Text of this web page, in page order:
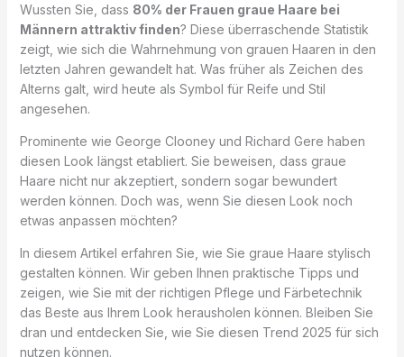
Wussten Sie, dass 80% der Frauen graue Haare bei
Männern attraktiv finden? Diese überraschende Statistik
zeigt, wie sich die Wahrnehmung von grauen Haaren in den
letzten Jahren gewandelt hat. Was früher als Zeichen des
Alterns galt, wird heute als Symbol für Reife und Stil
angesehen.
Prominente wie George Clooney und Richard Gere haben
diesen Look längst etabliert. Sie beweisen, dass graue
Haare nicht nur akzeptiert, sondern sogar bewundert
werden können. Doch was, wenn Sie diesen Look noch
etwas anpassen möchten?
In diesem Artikel erfahren Sie, wie Sie graue Haare stylisch
gestalten können. Wir geben Ihnen praktische Tipps und
zeigen, wie Sie mit der richtigen Pflege und Färbetechnik
das Beste aus Ihrem Look herausholen können. Bleiben Sie
dran und entdecken Sie, wie Sie diesen Trend 2025 für sich
nutzen können.